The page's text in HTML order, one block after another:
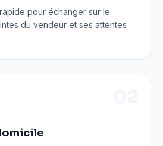
pour échanger sur le
du vendeur et ses attentes